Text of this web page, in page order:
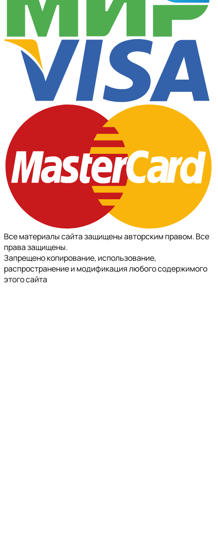
Все материалы сайта защищены авторским правом. Все
права защищены.
Запрещено копирование, использование,
распространение и модификация любого содержимого
этого сайта